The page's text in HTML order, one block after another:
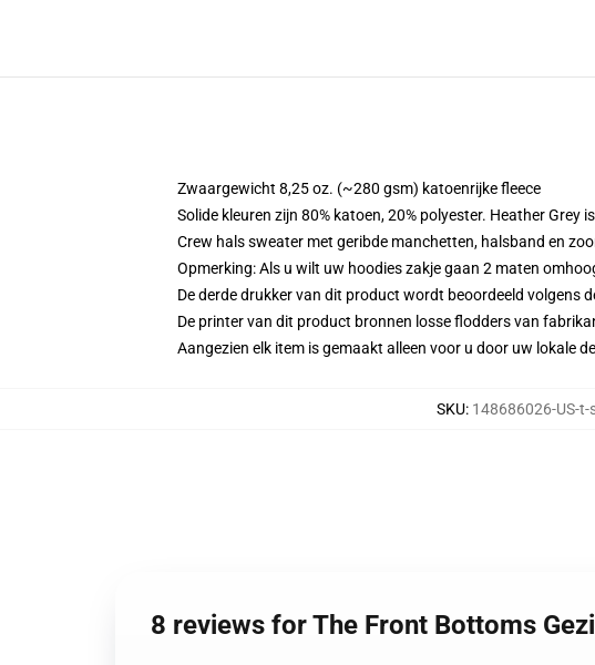
Zwaargewicht 8,25 oz. (~280 gsm) katoenrijke fleece
Solide kleuren zijn 80% katoen, 20% polyester. Heather Grey
Crew hals sweater met geribde manchetten, halsband en
Opmerking: Als u wilt uw hoodies zakje gaan 2 maten
De derde drukker van dit product wordt beoordeeld volgens
De printer van dit product bronnen losse flodders van
Aangezien elk item is gemaakt alleen voor u door uw lokale
SKU: 148686026-US-t-
8 reviews for The Front Bottoms